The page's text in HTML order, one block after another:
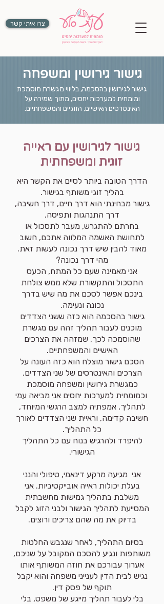
צרו איתי קשר
גישור גירושין ומשפחה
גישור לגירושין בהסכמה, בליווי מגשרת מוסמכת
ומומחית למערכות יחסים, מתוך שמירה על
האינטרסים האישיים, הזוגיים והמשפחתיים.
גישור לגירושין עם ראייה
זוגית ומשפחתית
הדרך הטובה ביותר לסיים את הקשר היא
בהליך זוגי משותף בגישור.
גישור מבחינתי הוא דרך חיים, דרך חשיבה,
דרך התנהגות ותפיסה.
בחרתם להתגרש, מעבר לתסכול או
לתחושת האשמה המלווה אתכם, חשוב
מאוד להבין שיש דרך נכונה לעשות זאת.
מהי דרך נכונה?
אני מאמינה שעם כל המתח, הכעס
התסכול והתקשורת שלא ממש צולחת
בינכם אפשר לסכם את מה שיש בדרך
נכונה ונעימה.
גישור בהסכמה הוא כזה ששני הצדדים
מוכנים לעבור תהליך זהה עם מגשרת
שהוסמכה לכך, שמזהה את הצרכים
האישיים והמשפחתיים.
הסכם גישור מוצלח הוא כזה העונה על
הצרכים והאינטרסים של שני הצדדים.
כמגשרת גירושין ומשפחה מוסמכת
וכמומחית למערכות יחסים אני מביאה עמי
לתהליך, אמפתיה למצב הרגשי המיוחד,
חשיבה קדימה, וראיית שני הצדדים לאורך
כל התהליך.
להיפרד ולהרגיש בנוח עם כל התהליך
הגישורי.
אני מגיעה מרקע דינאמי, טיפולי והנני
בעלת יכולות ראייה אובייקטיביות. אני
משלבת בתהליך גמישות מחשבתית
המסייעת לתהליך הגישור ולבני הזוג לקבל
בדיוק את מה שהם צריכים ורוצים.
בסיום התהליך, לאחר שנגבש החלטות
משותפות ונגיע להסכם המקובל על שניכם,
אערוך עבורכם את חוזה המשותף אותו
נגיש לבית הדין לענייני משפחה והוא יקבל
תוקף של פסק דין.
בלי לעבור תהליך מייגע של משפט, בלי